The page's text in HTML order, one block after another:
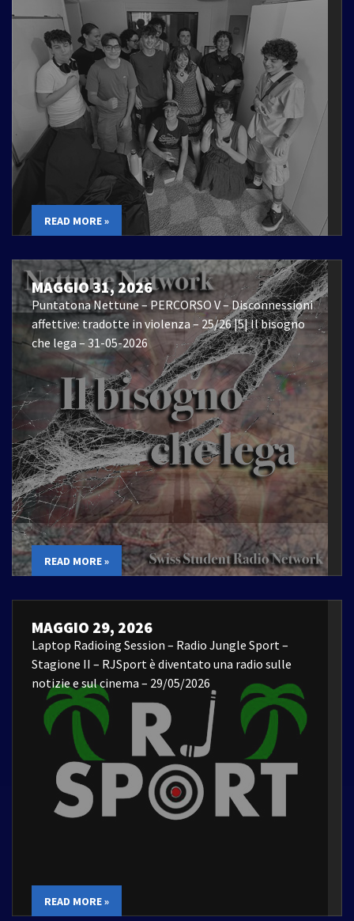
READ MORE »
MAGGIO 31, 2026
Puntatona Nettune – PERCORSO V – Disconnessioni
affettive: tradotte in violenza – 25/26 |5| Il bisogno
che lega – 31-05-2026
READ MORE »
MAGGIO 29, 2026
Laptop Radioing Session – Radio Jungle Sport –
Stagione II – RJSport è diventato una radio sulle
notizie e sul cinema – 29/05/2026
READ MORE »